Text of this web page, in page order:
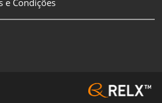
e Condições